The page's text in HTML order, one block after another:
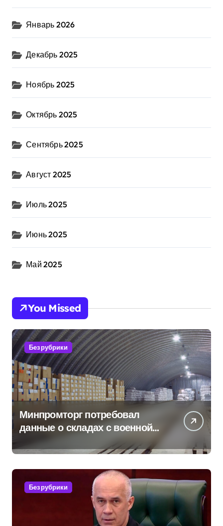
Январь 2026
Декабрь 2025
Ноябрь 2025
Октябрь 2025
Сентябрь 2025
Август 2025
Июль 2025
Июнь 2025
Май 2025
You Missed
Без рубрики
Минпромторг потребовал
данные о складах с военной
продукцией: предприятия
обратились в СК
Без рубрики